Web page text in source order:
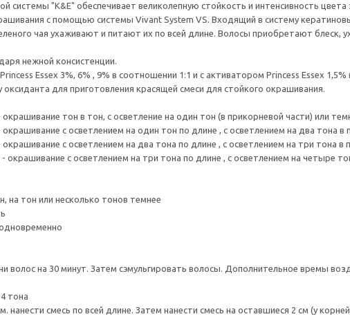
системы "K&E" обеспечивает великолепную стойкость и интенсивность
с помощью системы Vivant System VS. Входящий в систему
чая ухаживают и питают их по всей длине. Волосы приобретают блеск,
нежной консистенции.
Essex 3%, 6% , 9% в соотношении 1:1 и с активатором Princess Essex
для приготовления красящей смеси для стойкого окрашивания.
тон в тон, с осветление на один тон (в прикорневой части) или
с осветлением на один тон по длине , с осветлением на два тона в
с осветлением на два тона по длине , с осветлением на три тона в
окрашивание с осветлением на три тона по длине , с осветлением на четыре
на тон или несколько тонов темнее
волос на 30 минут. Затем сэмульгировать волосы. Дополнительное времы
тона
нанести смесь по всей длине. Затем нанести смесь на оставшиеся 2 см (у